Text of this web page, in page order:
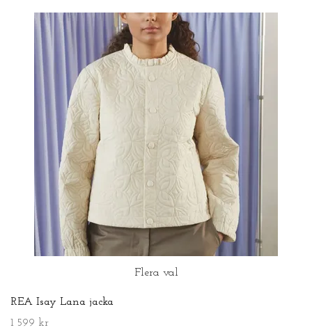
Flera val
REA Isay Lana jacka
1 599 kr